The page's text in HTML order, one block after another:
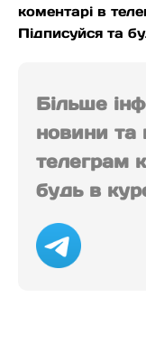
коментарі в
Підписуйся та
Більше
новини та
телеграм
будь в